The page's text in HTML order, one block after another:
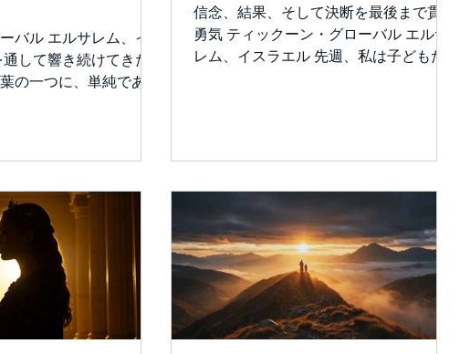
ラウマと正義を求める
ます。しかし、イェシ
、私たちはその発言を
ません。決して忘れて
し、赦さなければなり
た。弟子たちの問いの重点は、神がなお
「イスラエルに王国を回復する」ご計画
を持っておられるかどうかではなく、そ
バル エルサレム、イ
して響き続けてきた
の一つに、単純であり
の言葉を語られまし
時代を超えた原則を明
もし一つの国が自らの
の構成要素同士が互い
、それは長く安定して
きません。内部分裂は
たらし、弱体化はしば
ります。その時イェシ
信念、結果、そして決断を最後まで貫く
勇気 ティックーン・グローバル エルサ
レム、イスラエル 先週、私は子どもた
た。そして、子どもたちが衣装を着て舞
台に上がり、『エステル記』のあの時代
を超えた物語を生き生きと演じるのを見
ました。そのよく知っているドラマが展
開していくのを見ながら、私は改めて、
すべての危機が一人の男の決断から始ま
っていることに気づかされました。 モ
ルデカイ。 モルデカイはペルシア帝国
における無名のユダヤ人ではありません